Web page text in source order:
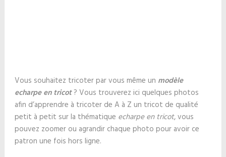
Vous souhaitez tricoter par vous même un modèle
echarpe en tricot? Vous trouverez ici quelques photos
afin d’apprendre à tricoter de A à Z un tricot de qualité
petit à petit sur la thématique echarpe en tricot, vous
pouvez zoomer ou agrandir chaque photo pour avoir ce
patron une fois hors ligne.